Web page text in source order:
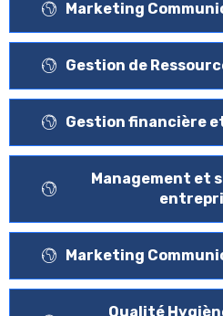
Marketing
Gestion de
Gestion financière
Management et
Marketing
Qualité